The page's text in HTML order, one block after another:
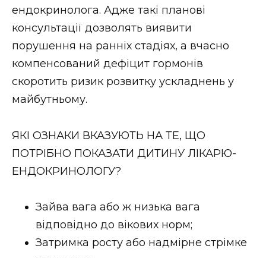
Втрачений Ужгород (відеоверсія)
ЗАКАРПАТСЬКІ НОВИНИ
ФОТО
ВІДЕО
ендокринолога. Адже такі планові
консультації дозволять виявити
порушення на ранніх стадіях, а вчасно
компенсований дефіцит гормонів
скоротить ризик розвитку ускладнень у
майбутньому.
ЯКІ ОЗНАКИ ВКАЗУЮТЬ НА ТЕ, ЩО
ПОТРІБНО ПОКАЗАТИ ДИТИНУ ЛІКАРЮ-
ЕНДОКРИНОЛОГУ?
Зайва вага або ж низька вага
відповідно до вікових норм;
Затримка росту або надмірне стрімке